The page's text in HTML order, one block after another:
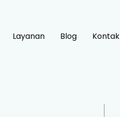
Layanan Blog Kontak